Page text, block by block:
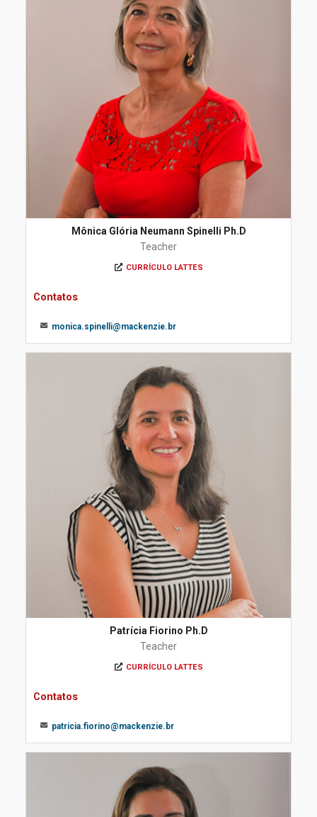
Mônica Glória Neumann Spinelli Ph.D
Teacher
CURRÍCULO LATTES
Contatos
monica.spinelli@mackenzie.br
Patrícia Fiorino Ph.D
Teacher
CURRÍCULO LATTES
Contatos
patricia.fiorino@mackenzie.br